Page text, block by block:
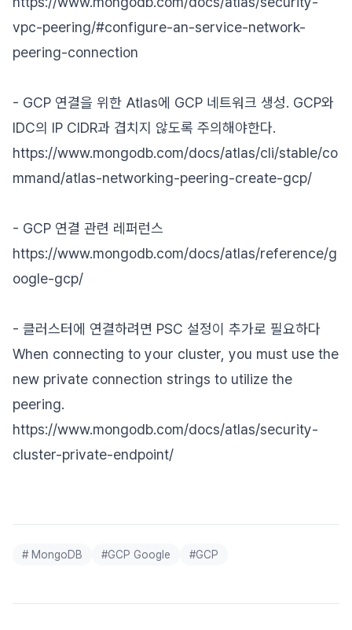
vpc-peering/#configure-an-service-network-
peering-connection
- GCP 연결을 위한 Atlas에 GCP 네트워크 생성. GCP와
IDC의 IP CIDR과 겹치지 않도록 주의해야한다.
https://www.mongodb.com/docs/atlas/cli/stable/co
mmand/atlas-networking-peering-create-gcp/
- GCP 연결 관련 레퍼런스
https://www.mongodb.com/docs/atlas/reference/g
oogle-gcp/
- 클러스터에 연결하려면 PSC 설정이 추가로 필요하다
When connecting to your cluster, you must use the
new private connection strings to utilize the
peering.
https://www.mongodb.com/docs/atlas/security-
cluster-private-endpoint/
#MongoDB #GCP Google #GCP